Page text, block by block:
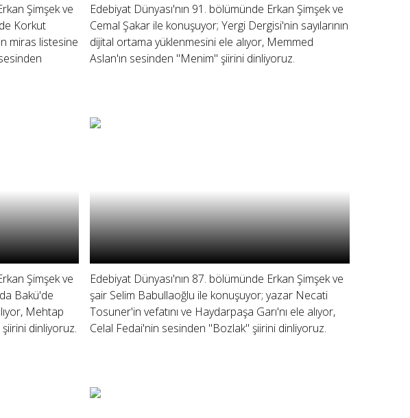
Şimşek ve
Korkut
miras listesine
Edebiyat Dünyası'nın 91. bölümünde Erkan Şimşek ve
Cemal Şakar ile konuşuyor; Yergi Dergisi'nin sayılarının
dijital ortama yüklenmesini ele alıyor, Memmed
Aslan'ın sesinden "Menim" şiirini dinliyoruz.
Şimşek ve
Bakü'de
Mehtap
dinliyoruz.
Edebiyat Dünyası'nın 87. bölümünde Erkan Şimşek ve
şair Selim Babullaoğlu ile konuşuyor; yazar Necati
Tosuner'in vefatını ve Haydarpaşa Garı'nı ele alıyor,
Celal Fedai'nin sesinden "Bozlak" şiirini dinliyoruz.